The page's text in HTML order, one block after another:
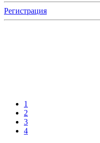
Регистрация
1
2
3
4